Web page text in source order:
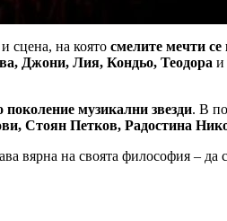
сцена, на която смелите мечти
Джони, Лия, Кондьо, Теодора и
поколение музикални звезди. В
Стоян Петков, Радостина
вярна на своята философия – да